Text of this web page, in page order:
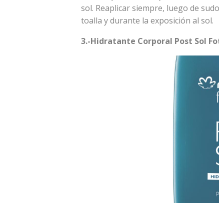
sol. Reaplicar siempre, luego de
toalla y durante la exposición al sol.
3.-Hidratante Corporal Post Sol